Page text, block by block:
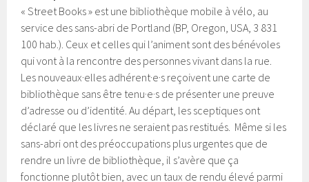
« Street Books » est une bibliothèque mobile à vélo, au
service des sans-abri de Portland (BP, Oregon, USA, 3 831
100 hab.). Ceux et celles qui l’animent sont des bénévoles
qui vont à la rencontre des personnes vivant dans la rue.
Les nouveaux·elles adhérent·e·s reçoivent une carte de
bibliothèque sans être tenu·e·s de présenter une preuve
d’adresse ou d’identité. Au départ, les sceptiques ont
déclaré que les livres ne seraient pas restitués. Même si les
sans-abri ont des préoccupations plus urgentes que de
rendre un livre de bibliothèque, il s’avère que ça
fonctionne plutôt bien, avec un taux de rendu élevé parmi